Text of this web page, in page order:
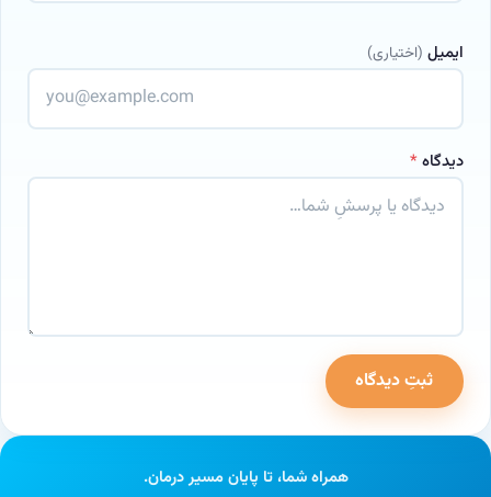
ایمیل (اختیاری)
دیدگاه*
وب‌سایتثبتِ دیدگاه
همراه شما، تا پایان مسیر درمان.